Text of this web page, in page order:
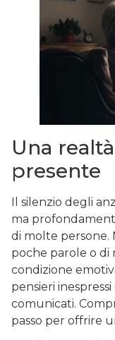
Una
presente
Il silenzio degli
ma
di molte persone.
poche parole o di
condizione
pensieri
comunicati.
passo per offrire